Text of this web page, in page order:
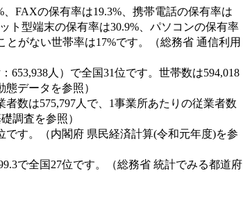
FAXの保有率は19.3%、携帯電話の保有率は
ト型端末の保有率は30.9%、パソコンの保有率
がない世帯率は17%です。（総務省 通信利用
653,938人）で全国31位です。世帯数は594,018
データを参照）
数は575,797人で、1事業所あたりの従業者数
調査を参照）
です。（内閣府 県民経済計算(令和元年度)を参
で全国27位です。（総務省 統計でみる都道府